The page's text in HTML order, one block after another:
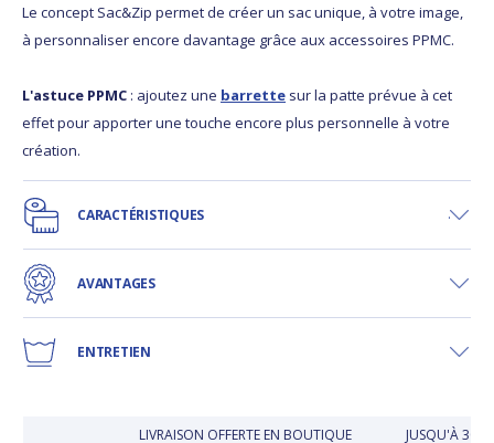
Le concept Sac&Zip permet de créer un sac unique, à votre image,
à personnaliser encore davantage grâce aux accessoires PPMC.
L'astuce PPMC : ajoutez une barrette sur la patte prévue à cet
effet pour apporter une touche encore plus personnelle à votre
création.
CARACTÉRISTIQUES
AVANTAGES
ENTRETIEN
LIVRAISON OFFERTE EN BOUTIQUE JUSQU'À 30